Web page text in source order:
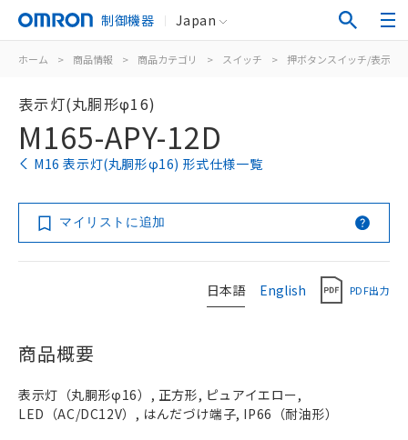
制御機器 Japan
ホーム > 商品情報 > 商品カテゴリ > スイッチ > 押ボタンスイッチ/表示灯
表示灯(丸胴形φ16)
M165-APY-12D
M16 表示灯(丸胴形φ16) 形式仕様一覧
マイリストに追加
日本語 English PDF出力
商品概要
表示灯（丸胴形φ16）, 正方形, ピュアイエロー,
LED（AC/DC12V）, はんだづけ端子, IP66（耐油形）